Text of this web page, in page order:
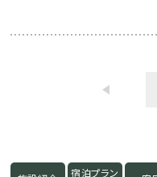
宿泊プラン